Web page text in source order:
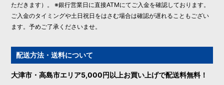
ただきます）。 ※銀行営業日に直接ATMにてご入金を確認しております。
ご入金のタイミングや土日祝日をはさむ場合は確認が遅れることもござい
ます。予めご了承くださいませ。
配送方法・送料について
大津市・高島市エリア5,000円以上お買い上げで配送料無料！